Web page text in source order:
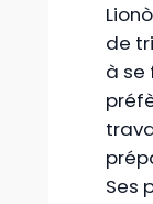
de
à se
Ses